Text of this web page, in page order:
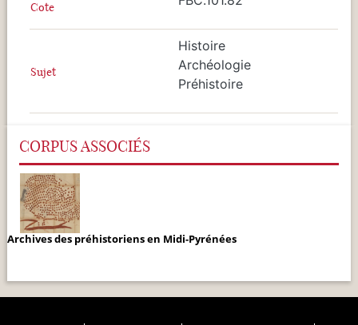
Cote
Sujet
Histoire
Archéologie
Préhistoire
CORPUS ASSOCIÉS
Archives des préhistoriens en Midi-Pyrénées